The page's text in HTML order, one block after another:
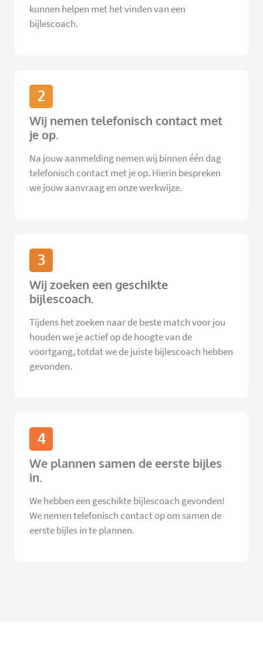
kunnen helpen met het vinden van een
bijlescoach.
2
Wij nemen telefonisch contact met
je op.
Na jouw aanmelding nemen wij binnen één dag
telefonisch contact met je op. Hierin bespreken
we jouw aanvraag en onze werkwijze.
3
Wij zoeken een geschikte
bijlescoach.
Tijdens het zoeken naar de beste match voor jou
houden we je actief op de hoogte van de
voortgang, totdat we de juiste bijlescoach hebben
gevonden.
4
We plannen samen de eerste bijles
in.
We hebben een geschikte bijlescoach gevonden!
We nemen telefonisch contact op om samen de
eerste bijles in te plannen.